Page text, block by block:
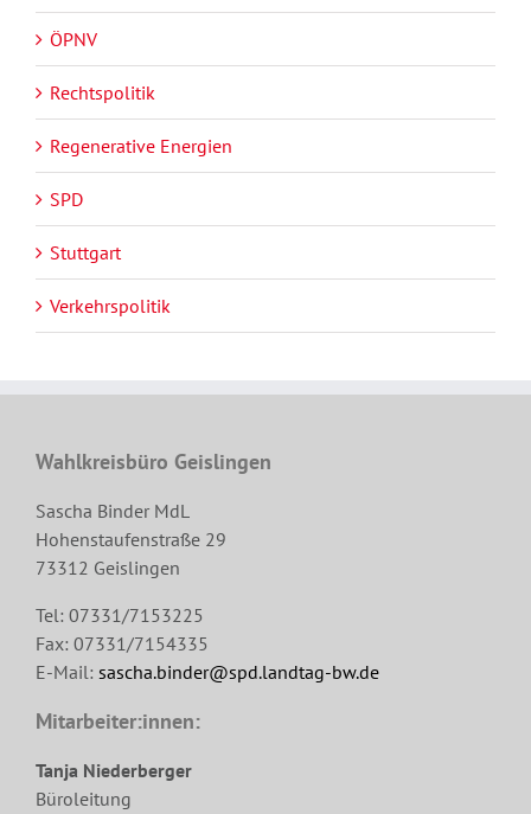
ÖPNV
Rechtspolitik
Regenerative Energien
SPD
Stuttgart
Verkehrspolitik
Wahlkreisbüro Geislingen
Sascha Binder MdL
Hohenstaufenstraße 29
73312 Geislingen
Tel: 07331/7153225
Fax: 07331/7154335
E-Mail: sascha.binder@spd.landtag-bw.de
Mitarbeiter:innen:
Tanja Niederberger
Büroleitung